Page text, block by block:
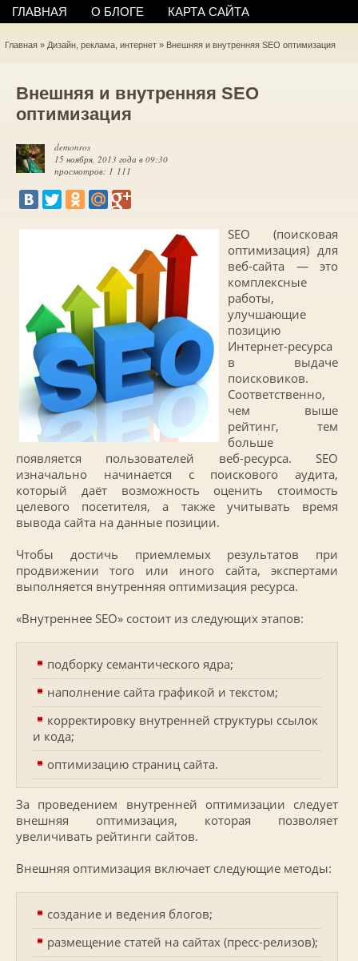
ГЛАВНАЯ О БЛОГЕ КАРТА САЙТА
Главная » Дизайн, реклама, интернет » Внешняя и внутренняя SEO оптимизация
Внешняя и внутренняя SEO
оптимизация
demonros
15 ноября, 2013 года в 09:30
просмотров: 1 111
SEO (поисковая
оптимизация) для
веб-сайта — это
комплексные
работы,
улучшающие
позицию
Интернет-ресурса
в выдаче
поисковиков.
Соответственно,
чем выше
рейтинг, тем
больше
появляется пользователей веб-ресурса. SEO
изначально начинается с поискового аудита,
который даёт возможность оценить стоимость
целевого посетителя, а также учитывать время
вывода сайта на данные позиции.
Чтобы достичь приемлемых результатов при
продвижении того или иного сайта, экспертами
выполняется внутренняя оптимизация ресурса.
«Внутреннее SEO» состоит из следующих этапов:
подборку семантического ядра;
наполнение сайта графикой и текстом;
корректировку внутренней структуры ссылок
и кода;
оптимизацию страниц сайта.
За проведением внутренней оптимизации следует
внешняя оптимизация, которая позволяет
увеличивать рейтинги сайтов.
Внешняя оптимизация включает следующие методы:
создание и ведения блогов;
размещение статей на сайтах (пресс-релизов);